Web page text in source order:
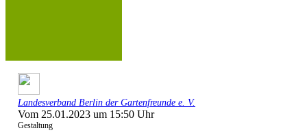
Landesverband Berlin der Gartenfreunde e. V.
Vom 25.01.2023 um 15:50 Uhr
Gestaltung